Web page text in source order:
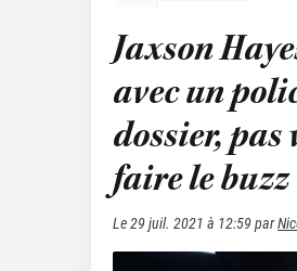
Jaxson
avec un
dossier,
faire le buzz
Le29 juil. 2021 à 12:59par